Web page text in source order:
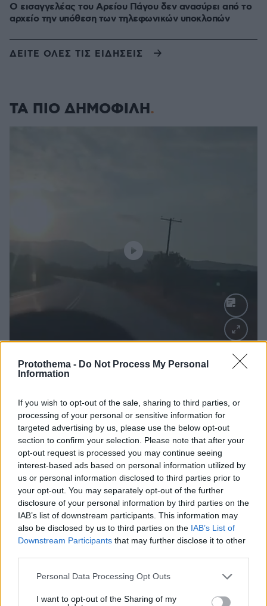
Protothema - Do Not Process My Personal
Information
If you wish to opt-out of the sale, sharing to third parties, or
processing of your personal or sensitive information for
targeted advertising by us, please use the below opt-out
section to confirm your selection. Please note that after your
opt-out request is processed you may continue seeing
interest-based ads based on personal information utilized by
us or personal information disclosed to third parties prior to
your opt-out. You may separately opt-out of the further
disclosure of your personal information by third parties on the
IAB’s list of downstream participants. This information may
also be disclosed by us to third parties on the IAB’s List of
Downstream Participants that may further disclose it to other
Please note that this website/app uses one or more Google
not limited to your visit or usage behaviour. You may click to
Personal Data Processing Opt Outs
I want to opt-out of the Sharing of my
Ο εισαγγελέας του Αρείου Πάγου δεν ανασύρει από το
αρχείο την υπόθεση των τηλεφωνικών υποκλοπών
ΔΕΙΤΕ ΟΛΕΣ ΤΙΣ ΕΙΔΗΣΕΙΣ
ΤΑ ΠΙΟ ΔΗΜΟΦΙΛΗ
Οικογενειακή τραγωδία στις Σέρρες, μητέρα και
γιος οι νεκροί από την μετωπική φορτηγού με ΙΧ -
Βίντεο ντοκουμέντο από τη στιγμή της
σύγκρουσης